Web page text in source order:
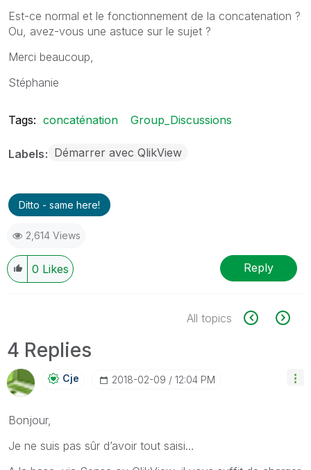
Est-ce normal et le fonctionnement de la concatenation ?
Ou, avez-vous une astuce sur le sujet ?
Merci beaucoup,
Stéphanie
Tags: concaténation Group_Discussions
Labels Démarrer avec QlikView
Ditto - same here!
2,614 Views
0 Likes Reply
All topics
4 Replies
Cje ‎2018-02-09 12:04 PM
Bonjour,
Je ne suis pas sûr d’avoir tout saisi…